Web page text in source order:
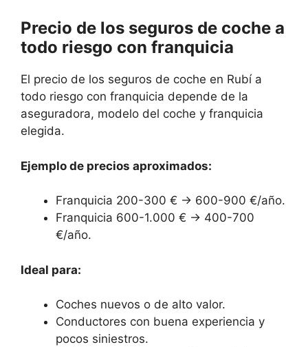
Precio de los seguros de coche a
todo riesgo con franquicia
El precio de los seguros de coche en Rubí a
todo riesgo con franquicia depende de la
aseguradora, modelo del coche y franquicia
elegida.
Ejemplo de precios aproximados:
Franquicia 200-300 € → 600-900 €/año.
Franquicia 600-1.000 € → 400-700
€/año.
Ideal para:
Coches nuevos o de alto valor.
Conductores con buena experiencia y
pocos siniestros.